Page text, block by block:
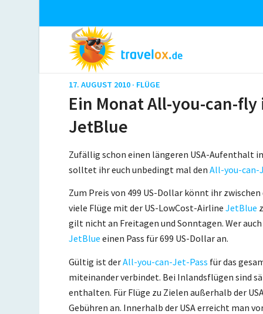
17. AUGUST 2010 · FLÜGE
Ein Monat All-you-can-
JetBlue
Zufällig schon einen längeren USA-Aufenthalt
solltet ihr euch unbedingt mal denAll-you-can-
Zum Preis von 499 US-Dollar könnt ihr
viele Flüge mit der US-LowCost-AirlineJetBlue
gilt nicht an Freitagen und Sonntagen. Wer
JetBlue einen Pass für 699 US-Dollar an.
Gültig ist derAll-you-can-Jet-Pass für das
miteinander verbindet. Bei Inlandsflügen sind
enthalten. Für Flüge zu Zielen außerhalb der
Gebühren an. Innerhalb der USA erreicht man